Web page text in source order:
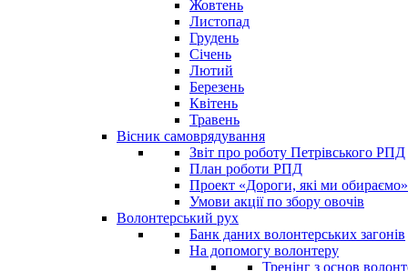
Жовтень
Листопад
Грудень
Січень
Лютий
Березень
Квітень
Травень
Вісник самоврядування
Звіт про роботу Петрівського РПД
План роботи РПД
Проект «Дороги, які ми обираємо»
Умови акції по збору овочів
Волонтерський рух
Банк даних волонтерських загонів
На допомогу волонтеру
Тренінг з основ